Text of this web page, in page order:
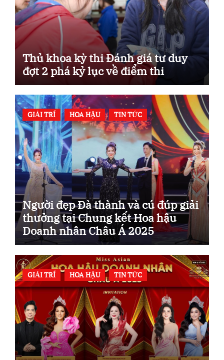
Thủ khoa kỳ thi Đánh giá tư duy
đợt 2 phá kỷ lục về điểm thi
GIẢI TRÍ HOA HẬU TIN TỨC
Người đẹp Đà thành và cú đúp giải
thưởng tại Chung kết Hoa hậu
Doanh nhân Châu Á 2025
GIẢI TRÍ HOA HẬU TIN TỨC